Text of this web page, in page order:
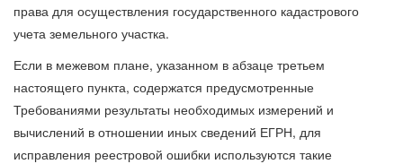
права для осуществления государственного кадастрового
учета земельного участка.
Если в межевом плане, указанном в абзаце третьем
настоящего пункта, содержатся предусмотренные
Требованиями результаты необходимых измерений и
вычислений в отношении иных сведений ЕГРН, для
исправления реестровой ошибки используются такие